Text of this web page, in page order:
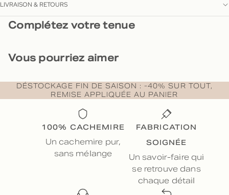
LIVRAISON & RETOURS
Complétez votre tenue
Vous pourriez aimer
DÉSTOCKAGE FIN DE SAISON : -40% SUR TOUT,
REMISE APPLIQUÉE AU PANIER
100% CACHEMIRE
Un cachemire pur,
sans mélange
FABRICATION
SOIGNÉE
Un savoir-faire qui
se retrouve dans
chaque détail